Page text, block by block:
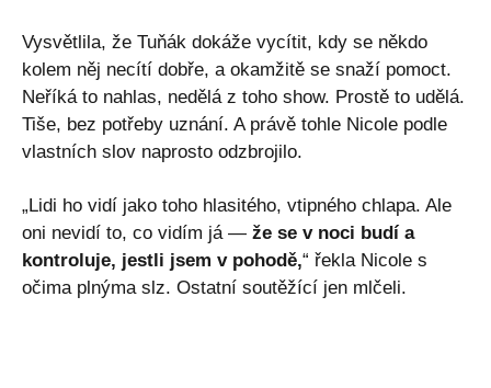
Vysvětlila, že Tuňák dokáže vycítit, kdy se někdo
kolem něj necítí dobře, a okamžitě se snaží pomoct.
Neříká to nahlas, nedělá z toho show. Prostě to udělá.
Tiše, bez potřeby uznání. A právě tohle Nicole podle
vlastních slov naprosto odzbrojilo.
„Lidi ho vidí jako toho hlasitého, vtipného chlapa. Ale
oni nevidí to, co vidím já — že se v noci budí a
kontroluje, jestli jsem v pohodě,“ řekla Nicole s
očima plnýma slz. Ostatní soutěžící jen mlčeli.